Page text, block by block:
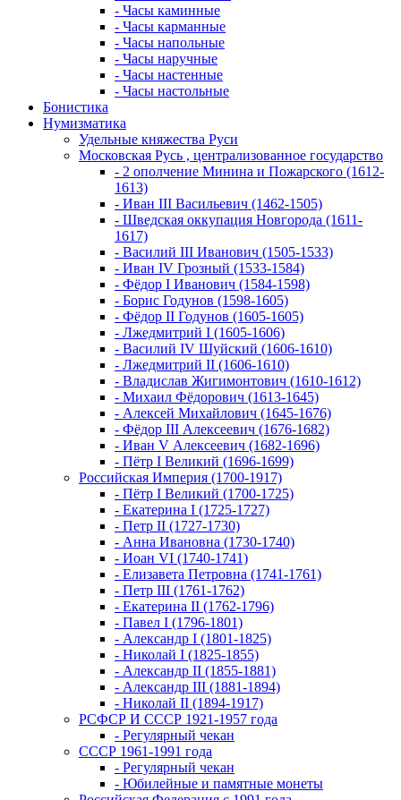
- Часы каминные
- Часы карманные
- Часы напольные
- Часы наручные
- Часы настенные
- Часы настольные
Бонистика
Нумизматика
Удельные княжества Руси
Московская Русь , централизованное государство
- 2 ополчение Минина и Пожарского (1612-
1613)
- Иван III Васильевич (1462-1505)
- Шведская оккупация Новгорода (1611-
1617)
- Василий III Иванович (1505-1533)
- Иван IV Грозный (1533-1584)
- Фёдор I Иванович (1584-1598)
- Борис Годунов (1598-1605)
- Фёдор II Годунов (1605-1605)
- Лжедмитрий I (1605-1606)
- Василий IV Шуйский (1606-1610)
- Лжедмитрий II (1606-1610)
- Владислав Жигимонтович (1610-1612)
- Михаил Фёдорович (1613-1645)
- Алексей Михайлович (1645-1676)
- Фёдор III Алексеевич (1676-1682)
- Иван V Алексеевич (1682-1696)
- Пётр I Великий (1696-1699)
Российская Империя (1700-1917)
- Пётр I Великий (1700-1725)
- Екатерина I (1725-1727)
- Петр II (1727-1730)
- Анна Ивановна (1730-1740)
- Иоан VI (1740-1741)
- Елизавета Петровна (1741-1761)
- Петр III (1761-1762)
- Екатерина II (1762-1796)
- Павел I (1796-1801)
- Александр I (1801-1825)
- Николай I (1825-1855)
- Александр II (1855-1881)
- Александр III (1881-1894)
- Николай II (1894-1917)
РСФСР И СССР 1921-1957 года
- Регулярный чекан
СССР 1961-1991 года
- Регулярный чекан
- Юбилейные и памятные монеты